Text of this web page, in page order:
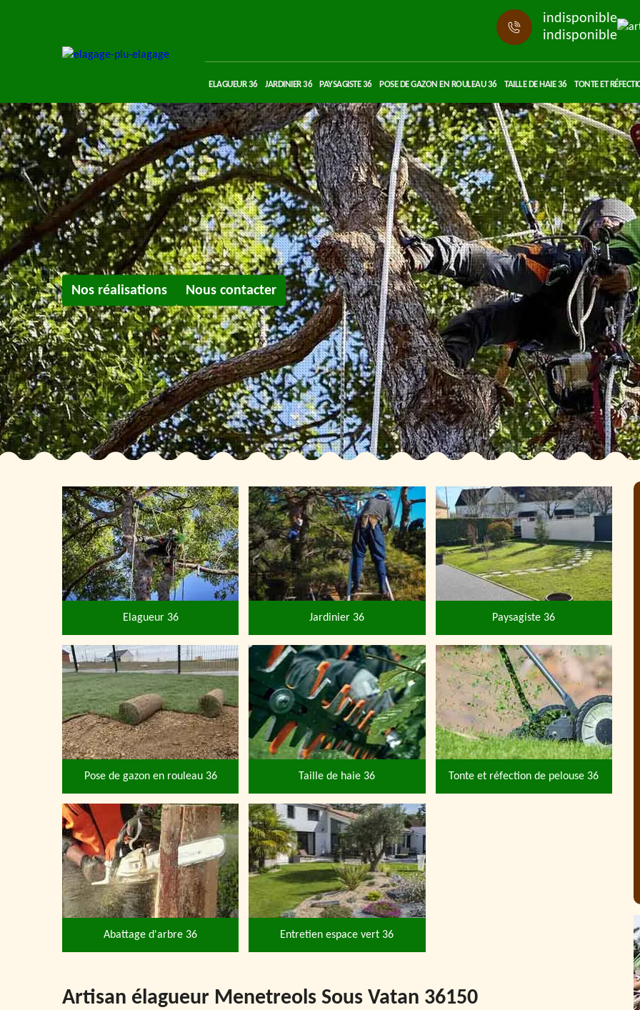
indisponible
indisponible
ELAGUEUR 36 JARDINIER 36 PAYSAGISTE 36 POSE DE GAZON EN ROULEAU 36 TAILLE DE HAIE 36 TONTE ET
Nos réalisations Nous contacter
Elagueur 36 Jardinier 36 Paysagiste 36
Pose de gazon en rouleau 36 Taille de haie 36 Tonte et réfection de pelouse 36
Abattage d'arbre 36 Entretien espace vert 36
Artisan élagueur Menetreols Sous Vatan 36150